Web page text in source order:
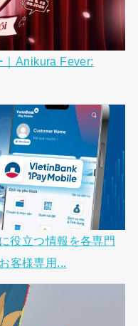
｜Anikura Fever:
役立つ情報を各専門
客様専用...